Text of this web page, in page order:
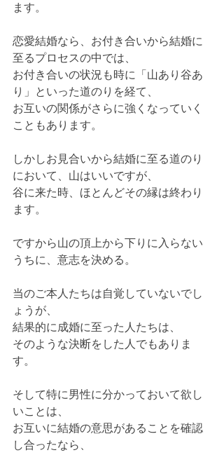
ます。
恋愛結婚なら、お付き合いから結婚に
至るプロセスの中では、
お付き合いの状況も時に「山あり谷あ
り」といった道のりを経て、
お互いの関係がさらに強くなっていく
こともあります。
しかしお見合いから結婚に至る道のり
において、山はいいですが、
谷に来た時、ほとんどその縁は終わり
ます。
ですから山の頂上から下りに入らない
うちに、意志を決める。
当のご本人たちは自覚していないでし
ょうが、
結果的に成婚に至った人たちは、
そのような決断をした人でもありま
す。
そして特に男性に分かっておいて欲し
いことは、
お互いに結婚の意思があることを確認
し合ったなら、